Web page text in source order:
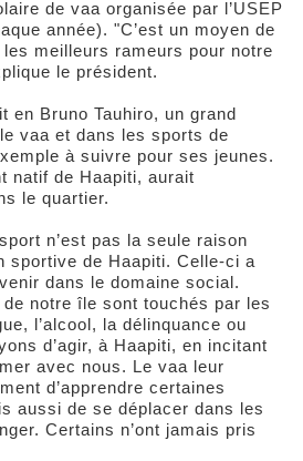
de vaa organisée par l’USEP
année). "C’est un moyen de
meilleurs rameurs pour notre
le président.
en Bruno Tauhiro, un grand
vaa et dans les sports de
à suivre pour ses jeunes.
natif de Haapiti, aurait
le quartier.
n’est pas la seule raison
sportive de Haapiti. Celle-ci a
dans le domaine social.
notre île sont touchés par les
l’alcool, la délinquance ou
d’agir, à Haapiti, en incitant
avec nous. Le vaa leur
d’apprendre certaines
aussi de se déplacer dans les
Certains n’ont jamais pris